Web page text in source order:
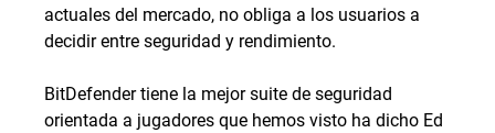
actuales del mercado, no obliga a los usuarios a
decidir entre seguridad y rendimiento.
BitDefender tiene la mejor suite de seguridad
orientada a jugadores que hemos visto ha dicho Ed